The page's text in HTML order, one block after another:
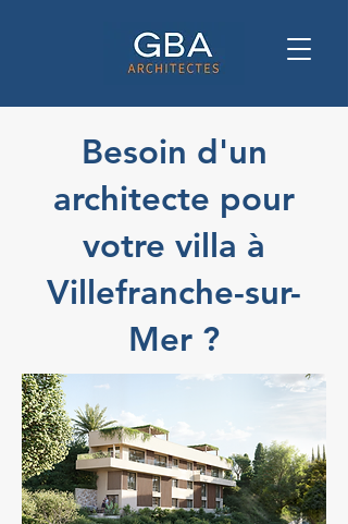
Besoin d'un
architecte pour
votre villa à
Villefranche-sur-
Mer ?